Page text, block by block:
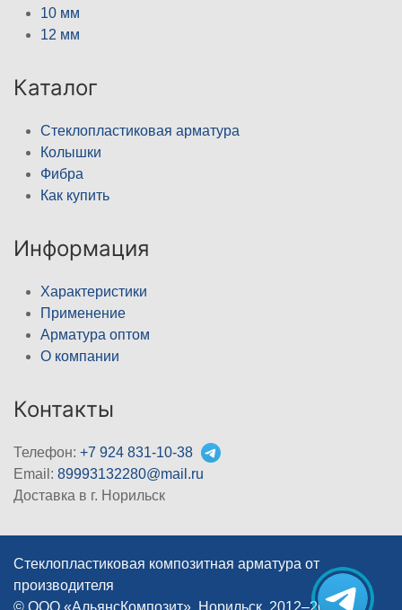
10 мм
12 мм
Каталог
Стеклопластиковая арматура
Колышки
Фибра
Как купить
Информация
Характеристики
Применение
Арматура оптом
О компании
Контакты
Телефон: +7 924 831-10-38
Email: 89993132280@mail.ru
Доставка в г. Норильск
Стеклопластиковая композитная арматура от
производителя
© ООО «АльянсКомпозит», Норильск, 2012–2026